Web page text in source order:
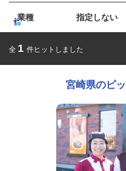
業種 指定しない
全 1 件ヒットしました
宮崎県のピ